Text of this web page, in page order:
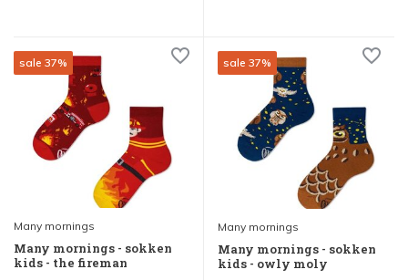
sale 37%
Many mornings
Many mornings - sokken
kids - the fireman
sale 37%
Many mornings
Many mornings - sokken
kids - owly moly